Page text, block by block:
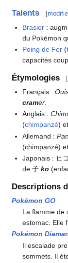
Talents [
Brasier :
du Pokémon
Poing de Fer (
capacités
Étymologies [
Français :
cramer
Anglais :
(chimpanzé)
Allemand :
(chimpanzé)
Japonais : ヒ
de 子ko
Descriptions
Pokémon GO
La flamme de
estomac. Elle
Pokémon
Il escalade
sommets. Il